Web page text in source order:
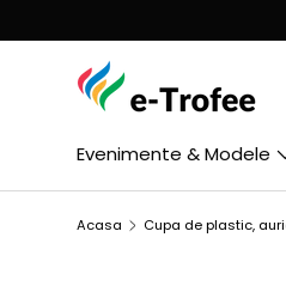
MERGI LA CONTINUT
Evenimente & Modele
Acasa Cupa de plastic,